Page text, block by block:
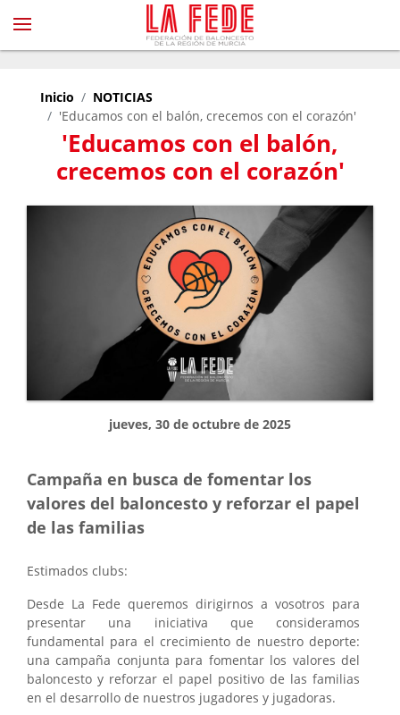
'Educamos con el balón,
crecemos con el corazón'
Inicio
NOTICIAS
'Educamos con el balón, crecemos con el corazón'
jueves, 30 de octubre de 2025
Campaña en busca de fomentar los
valores del baloncesto y reforzar el papel
de las familias
Estimados clubs:
Desde La Fede queremos dirigirnos a vosotros para
presentar una iniciativa que consideramos
fundamental para el crecimiento de nuestro deporte:
una campaña conjunta para fomentar los valores del
baloncesto y reforzar el papel positivo de las familias
en el desarrollo de nuestros jugadores y jugadoras.